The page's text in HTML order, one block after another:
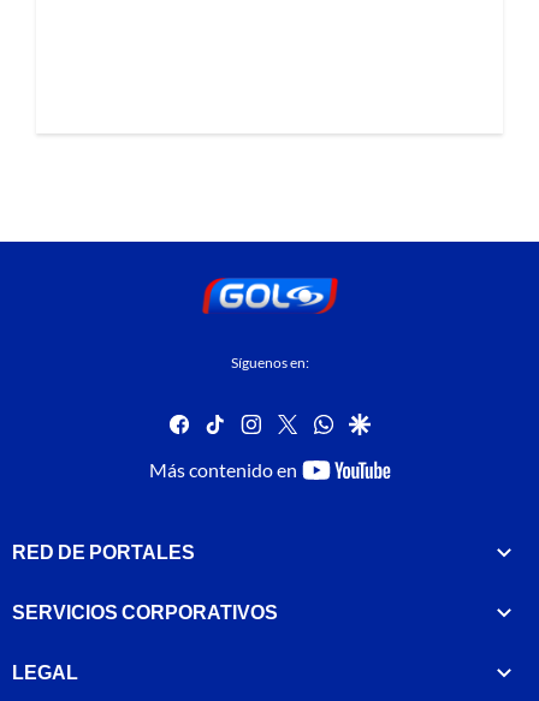
Síguenos en:
facebook
tiktok instagram
twitterwhatsapp
google
Más contenido en
youtube-
RED DE PORTALES
SERVICIOS CORPORATIVOS
LEGAL